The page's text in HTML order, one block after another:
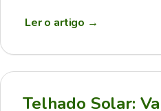
Ler o artigo →
Telhado Solar: